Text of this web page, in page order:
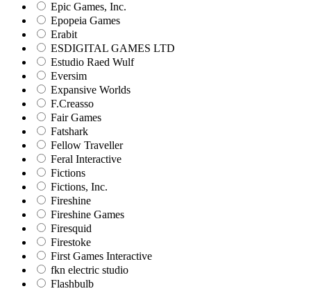
Epic Games, Inc.
Epopeia Games
Erabit
ESDIGITAL GAMES LTD
Estudio Raed Wulf
Eversim
Expansive Worlds
F.Creasso
Fair Games
Fatshark
Fellow Traveller
Feral Interactive
Fictions
Fictions, Inc.
Fireshine
Fireshine Games
Firesquid
Firestoke
First Games Interactive
fkn electric studio
Flashbulb